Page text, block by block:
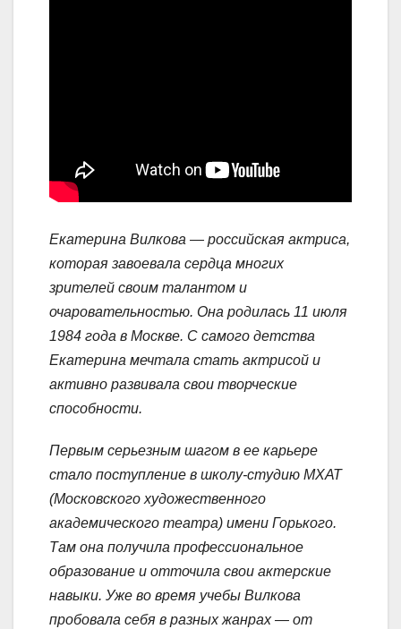
Екатерина Вилкова — российская актриса,
которая завоевала сердца многих
зрителей своим талантом и
очаровательностью. Она родилась 11 июля
1984 года в Москве. С самого детства
Екатерина мечтала стать актрисой и
активно развивала свои творческие
способности.
Первым серьезным шагом в ее карьере
стало поступление в школу-студию МХАТ
(Московского художественного
академического театра) имени Горького.
Там она получила профессиональное
образование и отточила свои актерские
навыки. Уже во время учебы Вилкова
пробовала себя в разных жанрах — от